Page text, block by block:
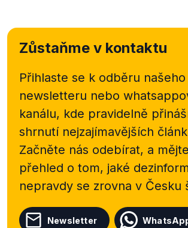
Zůstaňme v kontaktu
Přihlaste se k odběru našeho
newsletteru nebo
kanálu, kde pravidelně
shrnutí nejzajímavějších
Začněte nás odebírat, a
přehled o tom, jaké
nepravdy se zrovna v Česku
Newsletter